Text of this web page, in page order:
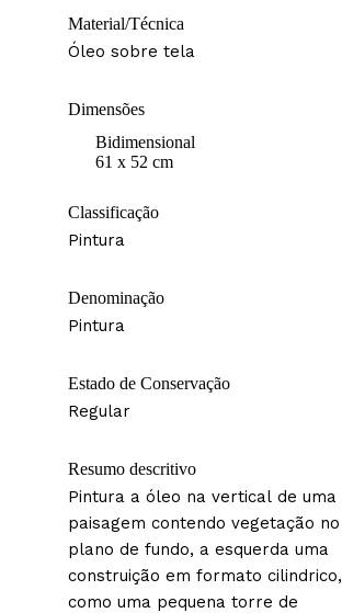
Material/Técnica
Óleo sobre tela
Dimensões
Bidimensional
61 x 52 cm
Classificação
Pintura
Denominação
Pintura
Estado de Conservação
Regular
Resumo descritivo
Pintura a óleo na vertical de uma
paisagem contendo vegetação no
plano de fundo, a esquerda uma
construição em formato cilindrico,
como uma pequena torre de